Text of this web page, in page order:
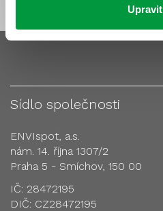
Upravit
Sídlo společnosti
ENVIspot, a.s.
nám. 14. října 1307/2
Praha 5 - Smíchov, 150 00
IČ: 28472195
DIČ: CZ28472195